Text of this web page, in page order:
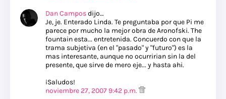
Dan Camposdijo…
Je, je. Enterado Linda. Te preguntaba por que Pi me
parece por mucho la mejor obra de Aronofski. The
fountain esta... entretenida. Concuerdo con que la
trama subjetiva (en el "pasado" y "futuro") es la
mas interesante, aunque no ocurririan sin la del
presente, que sirve de mero eje... y hasta ahi.
¡Saludos!
noviembre 27, 2007 9:42 p.m.